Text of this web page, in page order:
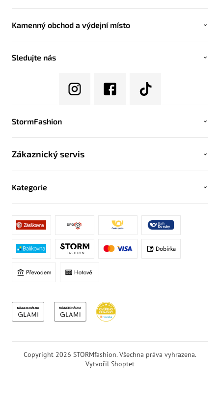
Kamenný obchod a výdejní místo
Sledujte nás
StormFashion
Zákaznický servis
Kategorie
Vytvořil Shoptet
Copyright 2026 STORMfashion. Všechna práva vyhrazena.